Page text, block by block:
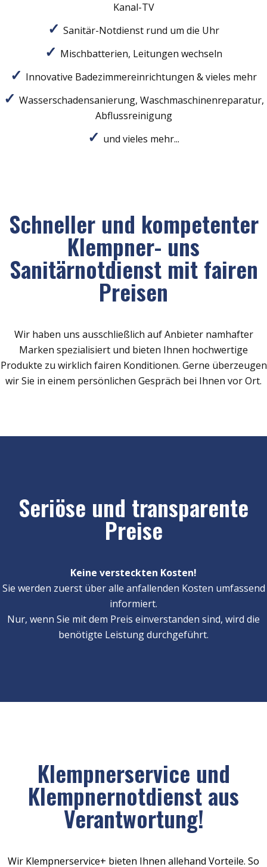
Kanal-TV
Sanitär-Notdienst rund um die Uhr
Mischbatterien, Leitungen wechseln
Innovative Badezimmereinrichtungen & vieles mehr
Wasserschadensanierung, Waschmaschinenreparatur,
Abflussreinigung
und vieles mehr...
Schneller und kompetenter
Klempner- uns
Sanitärnotdienst mit fairen
Preisen
Wir haben uns ausschließlich auf Anbieter namhafter
Marken spezialisiert und bieten Ihnen hochwertige
Produkte zu wirklich fairen Konditionen. Gerne überzeugen
wir Sie in einem persönlichen Gespräch bei Ihnen vor Ort.
Seriöse und transparente
Preise
Keine versteckten Kosten!
Sie werden zuerst über alle anfallenden Kosten umfassend
informiert.
Nur, wenn Sie mit dem Preis einverstanden sind, wird die
benötigte Leistung durchgeführt.
Klempnerservice und
Klempnernotdienst aus
Verantwortung!
Wir Klempnerservice+ bieten Ihnen allehand Vorteile. So